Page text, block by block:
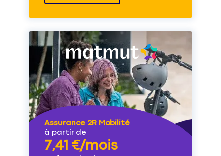
Assurance 2R Mobilité
à partir de
7,41 €/mois